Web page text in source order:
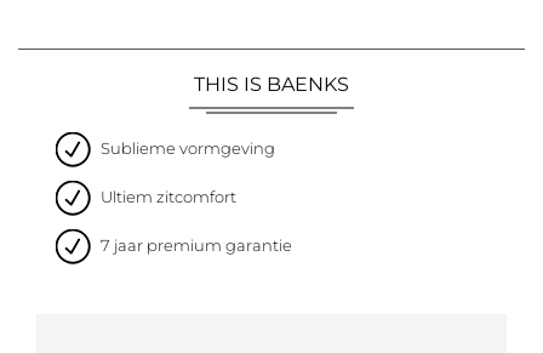
THIS IS BAENKS
Sublieme vormgeving
Ultiem zitcomfort
7 jaar premium garantie